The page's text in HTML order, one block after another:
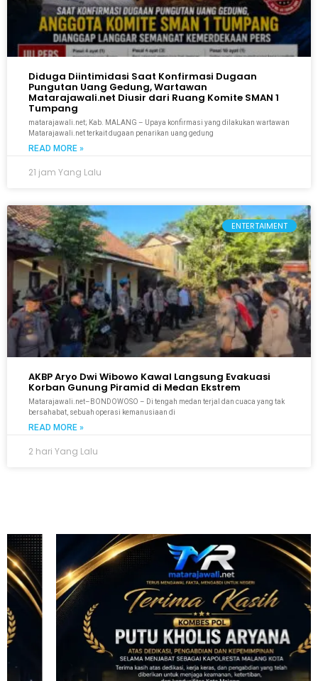
Diduga Diintimidasi Saat Konfirmasi Dugaan
Pungutan Uang Gedung, Wartawan
Matarajawali.net Diusir dari Ruang Komite SMAN 1
Tumpang
matarajawali.net; Kab. MALANG – Upaya konfirmasi yang dilakukan wartawan
Matarajawali.net terkait dugaan penarikan uang gedung
READ MORE »
21 jam Yang Lalu
ENTERTAIMENT
AKBP Aryo Dwi Wibowo Kawal Langsung Evakuasi
Korban Gunung Piramid di Medan Ekstrem
Matarajawali.net–BONDOWOSO – Di tengah medan terjal dan cuaca yang tak
bersahabat, sebuah operasi kemanusiaan di
READ MORE »
2 hari Yang Lalu